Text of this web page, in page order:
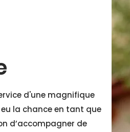
d'une magnifique
eu la chance en tant que
d’accompagner de